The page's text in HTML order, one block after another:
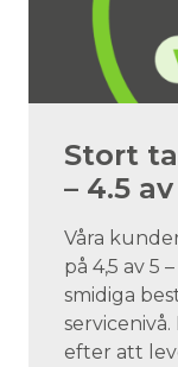
Stort
– 4.5 av
Våra
på 4,5 av 5
smidiga
efter att